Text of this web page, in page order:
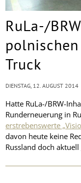
RuLa-/
Truck
Hatte RuLa-/BRW-
Runderneuerung in
erstrebenswerte
davon heute keine
Russland doch
DIENSTAG, 12. AUGUST 2014